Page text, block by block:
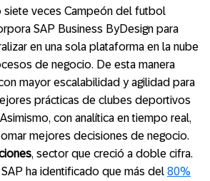
siete veces Campeón del futbol
SAP Business ByDesign para
en una sola plataforma en la nube
de negocio. De esta manera
mayor escalabilidad y agilidad para
prácticas de clubes deportivos
con analítica en tiempo real,
mejores decisiones de negocio.
, sector que creció a doble cifra.
ha identificado que más del 80%